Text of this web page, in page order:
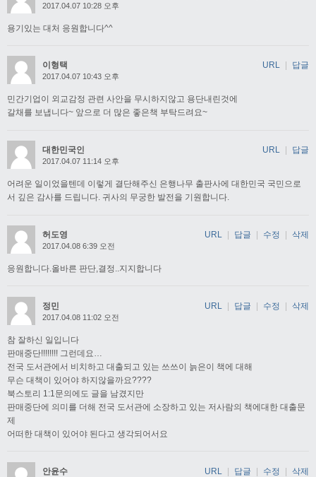
2017.04.07 10:28 오후
용기있는 대처 응원합니다^^
이형택
2017.04.07 10:43 오후
민간기업이 외교감정 관련 사안을 무시하지않고 용단내린것에
갈채를 보냅니다~ 앞으로 더 많은 좋은책 부탁드려요~
URL 답글
대한민국인
2017.04.07 11:14 오후
어려운 일이었을텐데 이렇게 결단해주신 은행나무 출판사에 대한민국 국민으로
서 깊은 감사를 드립니다. 귀사의 무궁한 발전을 기원합니다.
URL 답글
허도영
2017.04.08 6:39 오전
응원합니다.올바른 판단,결정..지지합니다
URL 답글 수정 삭제
정민
2017.04.08 11:02 오전
참 잘하신 일입니다
판매중단!!!!!!!! 그런데요…
전국 도서관에서 비치하고 대출되고 있는 쓰쓰이 늙은이 책에 대해
무슨 대책이 있어야 하지않을까요????
북스토리 1:1문의에도 글을 남겼지만
판매중단에 의미를 더해 전국 도서관에 소장하고 있는 저사람의 책에대한 대출문
제
어떠한 대책이 있어야 된다고 생각되어서요
URL | 답글 | 수정 | 삭제
안윤수 URL | 답글 | 수정 | 삭제